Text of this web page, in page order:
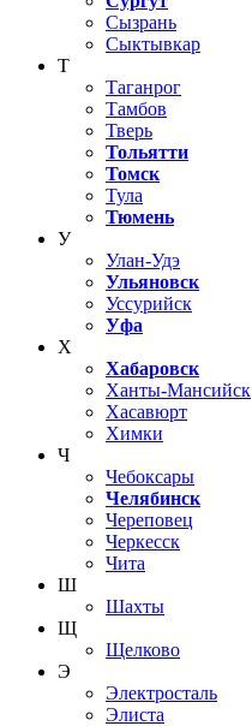
Сызрань
Сыктывкар
Т
Таганрог
Тамбов
Тверь
Тольятти
Томск
Тула
Тюмень
У
Улан-Удэ
Ульяновск
Уссурийск
Уфа
Х
Хабаровск
Ханты-Мансийск
Хасавюрт
Химки
Ч
Чебоксары
Челябинск
Череповец
Черкесск
Чита
Ш
Шахты
Щ
Щелково
Э
Электросталь
Элиста